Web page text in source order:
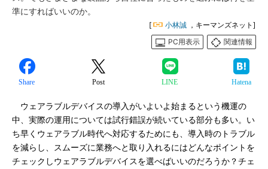
準にすればいいのか。
[ 小林誠 ，キーマンズネット]
PC用表示
関連情報
Share Post LINE Hatena
ウェアラブルデバイスの導入がいよいよ始まるという機運の
中、実際の運用については試行錯誤が続いている部分も多い。い
ち早くウェアラブル時代へ対応するためにも、導入時のトラブル
を減らし、スムーズに業務へと取り入れるにはどんなポイントを
チェックしウェアラブルデバイスを選べばいいのだろうか？チェ